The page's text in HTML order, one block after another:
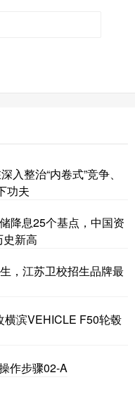
整治“内卷式”竞争、
功夫
降息25个基点，中国资
新高
，江苏卫校招生品牌最
横滨VEHICLE F50轮毂
作步骤02-A